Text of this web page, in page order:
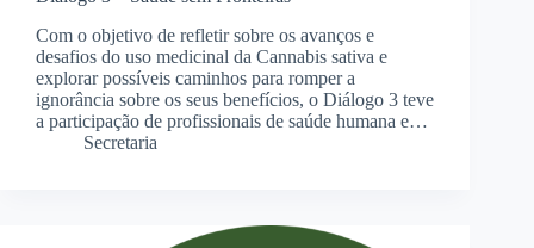
Com o objetivo de refletir sobre os avanços e
desafios do uso medicinal da Cannabis sativa e
explorar possíveis caminhos para romper a
ignorância sobre os seus benefícios, o Diálogo 3 teve
a participação de profissionais de saúde humana e…
Secretaria